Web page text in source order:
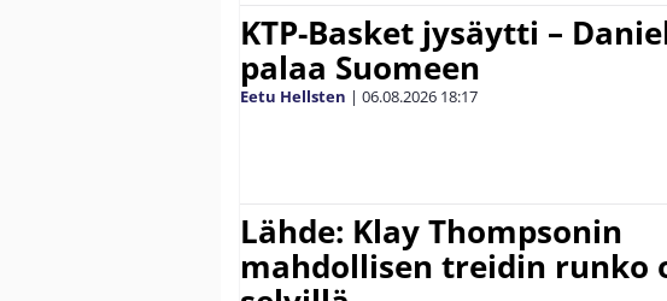
KTP-Basket jysäytti –
palaa Suomeen
Eetu Hellsten | 06.08.2026 18:17
Lähde: Klay Thompsonin
mahdollisen treidin runko